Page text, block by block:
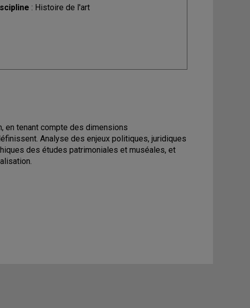
: Histoire de l'art
en tenant compte des dimensions
Analyse des enjeux politiques, juridiques
des études patrimoniales et muséales, et